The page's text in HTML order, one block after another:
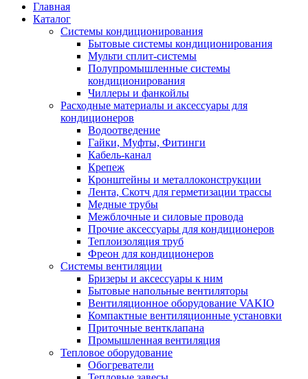
Главная
Каталог
Системы кондиционирования
Бытовые системы кондиционирования
Мульти сплит-системы
Полупромышленные системы
кондиционирования
Чиллеры и фанкойлы
Расходные материалы и аксессуары для
кондиционеров
Водоотведение
Гайки, Муфты, Фитинги
Кабель-канал
Крепеж
Кронштейны и металлоконструкции
Лента, Скотч для герметизации трассы
Медные трубы
Межблочные и силовые провода
Прочие аксессуары для кондиционеров
Теплоизоляция труб
Фреон для кондиционеров
Системы вентиляции
Бризеры и аксессуары к ним
Бытовые напольные вентиляторы
Вентиляционное оборудование VAKIO
Компактные вентиляционные установки
Приточные вентклапана
Промышленная вентиляция
Тепловое оборудование
Обогреватели